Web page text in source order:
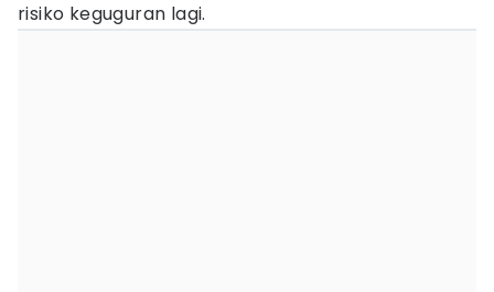
risiko keguguran lagi.